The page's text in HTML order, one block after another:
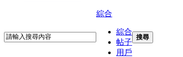
綜合
綜合
帖子
用戶
搜尋